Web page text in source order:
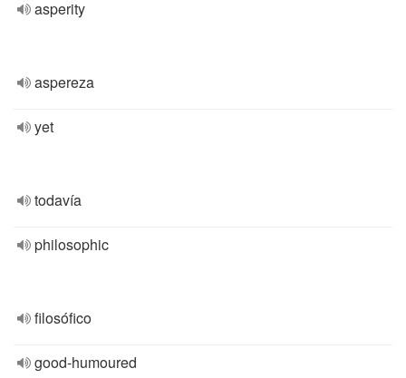
asperity
aspereza
yet
todavía
philosophic
filosófico
good-humoured